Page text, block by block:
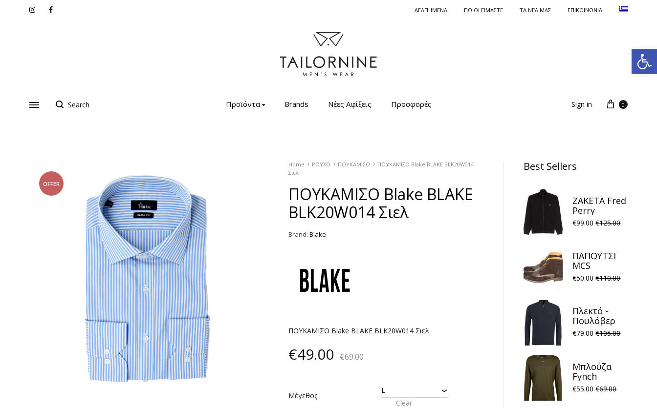
Ανοίξτε τη γραμμή εργαλείων
InstagramFacebook ΑΓΑΠΗΜΕΝΑ ΠΟΙΟΙ ΕΙΜΑΣΤΕ ΤΑ ΝΈΑ ΜΑΣ ΕΠΙΚΟΙΝΩΝΙΑ
Μαγιό
Προϊόντα Brands Νέες Αφίξεις Προσφορές Sign in 0
OFFER
Home ΡΟΥΧΟ ΠΟΥΚΑΜΙΣΟ
ΠΟΥΚΑΜΙΣΟ Blake BLAKE BLK20W014
Σιελ
ΠΟΥΚΑΜΙΣΟ Blake BLAKE
BLK20W014 Σιελ
Brand: Blake
ΠΟΥΚΑΜΙΣΟ Blake BLAKE BLK20W014 Σιελ
€49.00 €69.00
Μέγεθος
Clear
Best Sellers
ΖΑΚΕΤΑ Fred
Perry
FP21W001
€99.00 €125.00
ΠΑΠΟΥΤΣΙ
MCS
MARLBORO
€50.00 €110.00
Πλεκτό -
Πουλόβερ
Fynch
Halfzip
Structure
Navy
€79.00 €105.00
Μπλούζα
Fynch
Hatton
€55.00 €69.00